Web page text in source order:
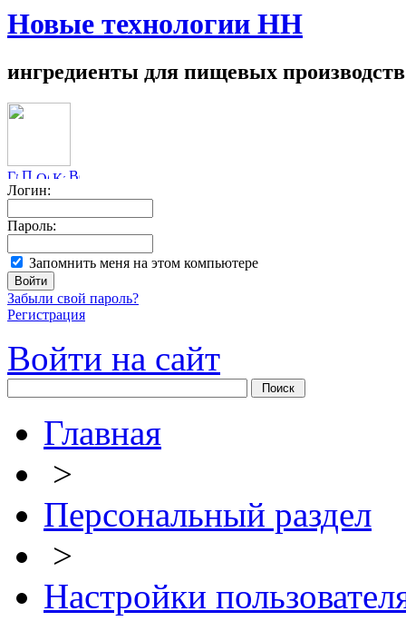
Новые технологии НН
ингредиенты для пищевых производств
Логин:
Пароль:
Запомнить меня на этом компьютере
Забыли свой пароль?
Регистрация
Войти на сайт
Главная
>
Персональный раздел
>
Настройки